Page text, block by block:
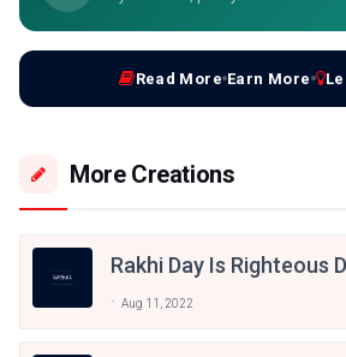
Read More Earn More
More Creations
Rakhi Day Is Righteous
Aug 11, 2022